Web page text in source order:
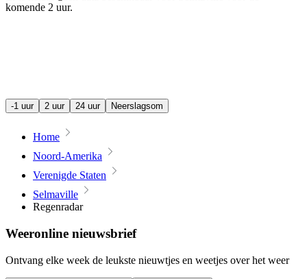
komende 2 uur.
-1 uur 2 uur 24 uur Neerslagsom
Home
Noord-Amerika
Verenigde Staten
Selmaville
Regenradar
Weeronline nieuwsbrief
Ontvang elke week de leukste nieuwtjes en weetjes over het weer